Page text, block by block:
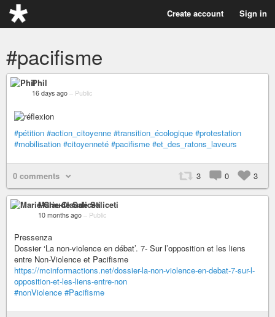
Create account Sign in
#pacifisme
Phil
16 days ago – Public
#pétition #action_citoyenne #transition_écologique #protestation
#mobilisation #citoyenneté #pacifisme #et_des_ratons_laveurs
0 comments 3 0 3
Marie-Claude Saliceti
10 months ago – Public
Pressenza
Dossier ‘La non-violence en débat’. 7- Sur l’opposition et les liens
entre Non-Violence et Pacifisme
https://mcinformactions.net/dossier-la-non-violence-en-debat-7-sur-l-
opposition-et-les-liens-entre-non
#nonViolence #Pacifisme